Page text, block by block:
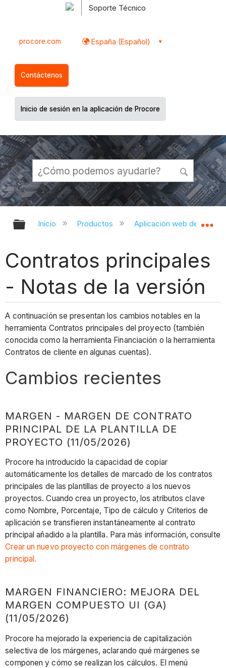
Soporte Técnico
procore.com España (Español)
Contáctenos
Inicio de sesión en la aplicación de Procore
Expandir/contraer jerarquía global
Inicio Productos Aplicación web de
Contratos principales
- Notas de la versión
A continuación se presentan los cambios notables en la
herramienta Contratos principales del proyecto (también
conocida como la herramienta Financiación o la herramienta
Contratos de cliente en algunas cuentas).
Cambios recientes
MARGEN - MARGEN DE CONTRATO
PRINCIPAL DE LA PLANTILLA DE
PROYECTO (11/05/2026)
Procore ha introducido la capacidad de copiar
automáticamente los detalles de marcado de los contratos
principales de las plantillas de proyecto a los nuevos
proyectos. Cuando crea un proyecto, los atributos clave
como Nombre, Porcentaje, Tipo de cálculo y Criterios de
aplicación se transfieren instantáneamente al contrato
principal añadido a la plantilla. Para más información, consulte
Crear un nuevo proyecto con márgenes de contrato
principal.
MARGEN FINANCIERO: MEJORA DEL
MARGEN COMPUESTO UI (GA)
(11/05/2026)
Procore ha mejorado la experiencia de capitalización
selectiva de los márgenes, aclarando qué márgenes se
componen y cómo se realizan los cálculos. El menú